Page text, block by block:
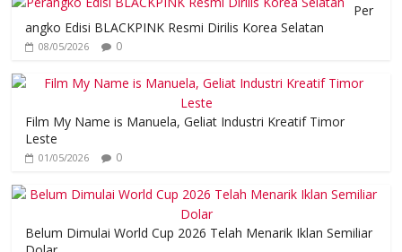
Per
angko Edisi BLACKPINK Resmi Dirilis Korea Selatan
08/05/2026 0
Film My Name is Manuela, Geliat Industri Kreatif Timor
Leste
01/05/2026 0
Belum Dimulai World Cup 2026 Telah Menarik Iklan Semiliar